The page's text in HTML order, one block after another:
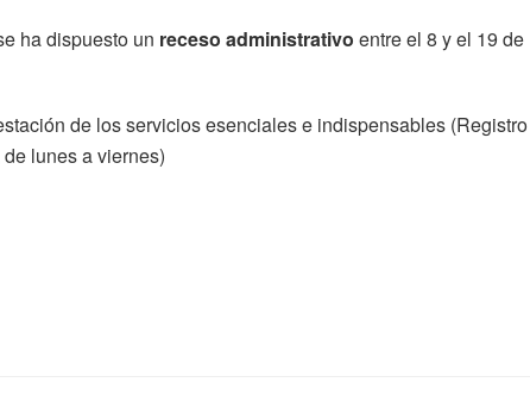
ha dispuesto un receso administrativo entre el 8 y el 19 de
de los servicios esenciales e indispensables (Registro
lunes a viernes)